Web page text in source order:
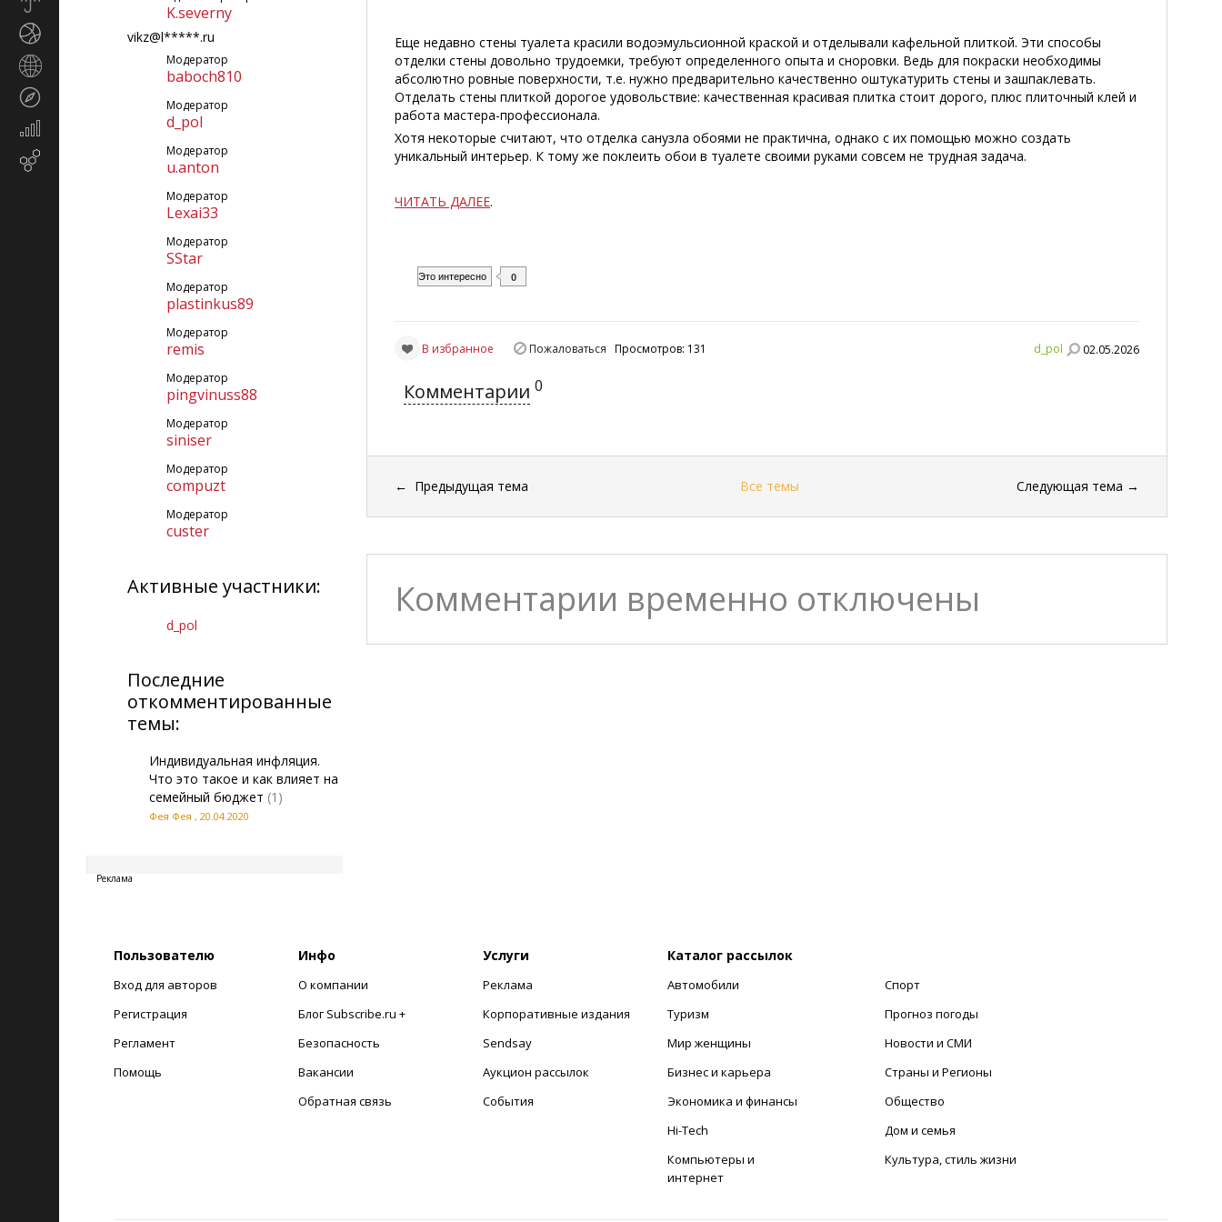
K.severny
vikz@l*****.ru
Модератор
baboch810
Модератор
d_pol
Модератор
u.anton
Модератор
Lexai33
Модератор
SStar
Модератор
plastinkus89
Модератор
remis
Модератор
pingvinuss88
Модератор
siniser
Модератор
compuzt
Модератор
custer
Активные участники:
d_pol
Последние
откомментированные
темы:
Индивидуальная инфляция.
Что это такое и как влияет на
семейный бюджет (1)
Фея Фея , 20.04.2020
Реклама
Еще недавно стены туалета красили водоэмульсионной краской и отделывали кафельной плиткой. Эти способы
отделки стены довольно трудоемки, требуют определенного опыта и сноровки. Ведь для покраски необходимы
абсолютно ровные поверхности, т.е. нужно предварительно качественно оштукатурить стены и зашпаклевать.
Отделать стены плиткой дорогое удовольствие: качественная красивая плитка стоит дорого, плюс плиточный клей и
работа мастера-профессионала.
Хотя некоторые считают, что отделка санузла обоями не практична, однако с их помощью можно создать
уникальный интерьер. К тому же поклеить обои в туалете своими руками совсем не трудная задача.
ЧИТАТЬ ДАЛЕЕ.
Это интересно 0
d_pol 02.05.2026
В избранное Пожаловаться Просмотров: 131
Комментарии 0
← Предыдущая тема Все темы Следующая тема →
Комментарии временно отключены
Пользователю
Вход для авторов
Регистрация
Регламент
Помощь
Инфо
О компании
Блог Subscribe.ru +
Безопасность
Вакансии
Обратная связь
Услуги
Реклама
Корпоративные издания
Sendsay
Аукцион рассылок
События
Каталог рассылок
Автомобили
Туризм
Мир женщины
Бизнес и карьера
Экономика и финансы
Hi-Tech
Компьютеры и
интернет
Спорт
Прогноз погоды
Новости и СМИ
Страны и Регионы
Общество
Дом и семья
Культура, стиль жизни